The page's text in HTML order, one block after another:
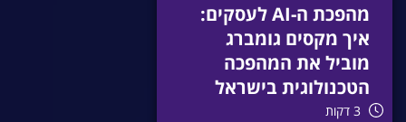
מהפכת ה-AI לעסקים:
איך מקסים גומברג
מוביל את המהפכה
הטכנולוגית בישראל
3 דקות